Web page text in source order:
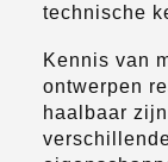
technische
Kennis van
ontwerpen
haalbaar